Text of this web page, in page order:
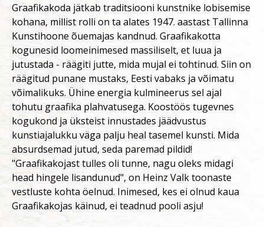
Graafikakoda jätkab traditsiooni kunstnike lobisemise
kohana, millist rolli on ta alates 1947. aastast Tallinna
Kunstihoone õuemajas kandnud. Graafikakotta
kogunesid loomeinimesed massiliselt, et luua ja
jutustada - räägiti jutte, mida mujal ei tohtinud. Siin on
räägitud punane mustaks, Eesti vabaks ja võimatu
võimalikuks. Ühine energia kulmineerus sel ajal
tohutu graafika plahvatusega. Koostöös tugevnes
kogukond ja üksteist innustades jäädvustus
kunstiajalukku väga palju heal tasemel kunsti. Mida
absurdsemad jutud, seda paremad pildid!
"Graafikakojast tulles oli tunne, nagu oleks midagi
head hingele lisandunud", on Heinz Valk toonaste
vestluste kohta öelnud. Inimesed, kes ei olnud kaua
Graafikakojas käinud, ei teadnud pooli asju!